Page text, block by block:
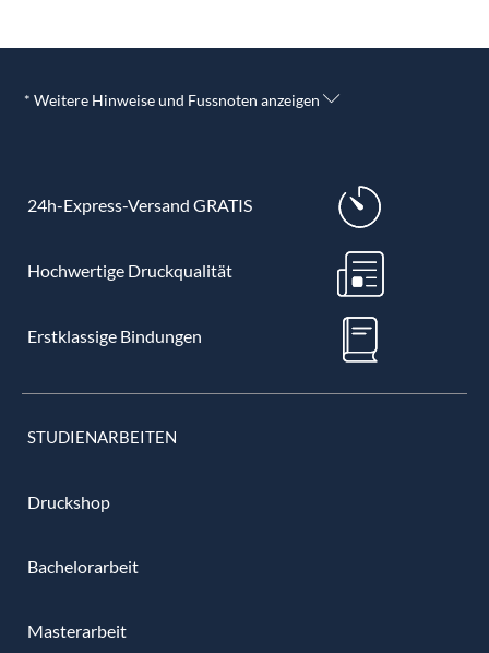
* Weitere Hinweise und Fussnoten anzeigen
24h-Express-Versand GRATIS
Hochwertige Druckqualität
Erstklassige Bindungen
STUDIENARBEITEN
Druckshop
Bachelorarbeit
Masterarbeit